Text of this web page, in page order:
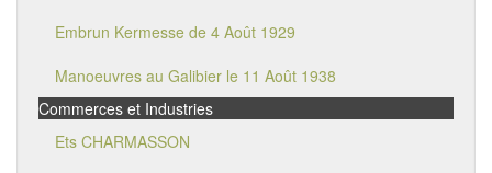
Embrun Kermesse de 4 Août 1929
Manoeuvres au Galibier le 11 Août 1938
Commerces et Industries
Ets CHARMASSON